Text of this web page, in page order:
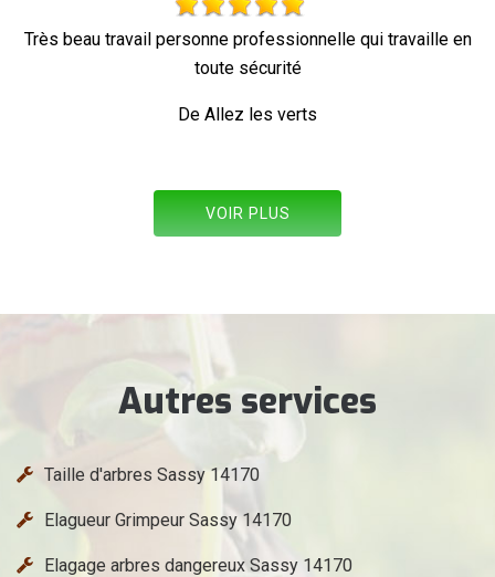
professionnelle qui travaille en
VOIR PLUS
Autres services
Taille d'arbres Sassy 14170
Elagueur Grimpeur Sassy 14170
Elagage arbres dangereux Sassy 14170